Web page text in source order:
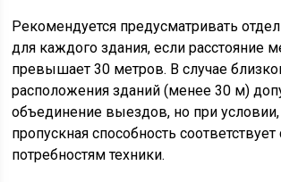
Рекомендуется предусматривать
для каждого здания, если расстояние
превышает 30 метров. В случае
расположения зданий (менее 30 м)
объединение выездов, но при
пропускная способность
потребностям техники.